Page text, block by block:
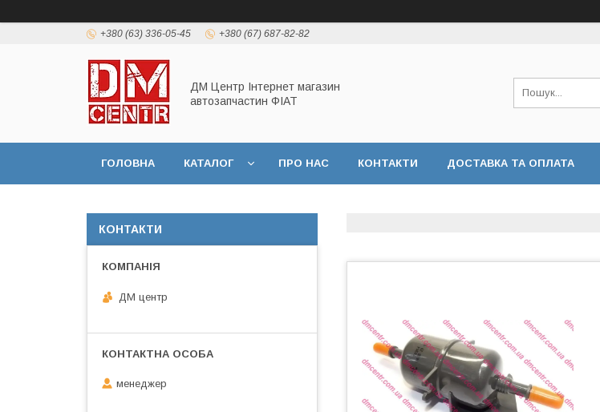
+380 (63) 336-05-45 +380 (67) 687-82-82
ДМ Центр Інтернет магазин
автозапчастин ФІАТ
ГОЛОВНА КАТАЛОГ ПРО НАС КОНТАКТИ ДОСТАВКА ТА ОПЛАТА
КОНТАКТИ
ДМ центр
менеджер